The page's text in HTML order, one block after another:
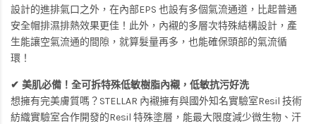
設計的進排氣口之外，在內部EPS 也設有多個氣流通道，比起普通
安全帽排濕排熱效果更佳！此外，內襯的多層次特殊結構設計，產
生能讓空氣流通的間隙，就算髮量再多，也能確保頭部的氣流循
環！
✔ 美肌必備！全可拆特殊低敏樹脂內襯，低敏抗污好洗
想擁有完美膚質嗎？STELLAR 內襯擁有與國外知名實驗室Resil 技術
紡織實驗室合作開發的Resil 特殊塗層，能最大限度減少微生物、汗